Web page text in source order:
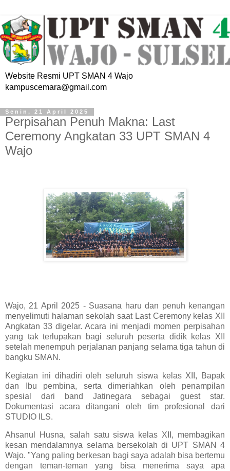
Website Resmi UPT SMAN 4 Wajo
kampuscemara@gmail.com
Senin, 21 April 2025
Perpisahan Penuh Makna: Last
Ceremony Angkatan 33 UPT SMAN 4
Wajo
Wajo, 21 April 2025 - Suasana haru dan penuh kenangan
menyelimuti halaman sekolah saat Last Ceremony kelas XII
Angkatan 33 digelar. Acara ini menjadi momen perpisahan
yang tak terlupakan bagi seluruh peserta didik kelas XII
setelah menempuh perjalanan panjang selama tiga tahun di
bangku SMAN.
Kegiatan ini dihadiri oleh seluruh siswa kelas XII, Bapak
dan Ibu pembina, serta dimeriahkan oleh penampilan
spesial dari band Jatinegara sebagai guest star.
Dokumentasi acara ditangani oleh tim profesional dari
STUDIO ILS.
Ahsanul Husna, salah satu siswa kelas XII, membagikan
kesan mendalamnya selama bersekolah di UPT SMAN 4
Wajo. "Yang paling berkesan bagi saya adalah bisa bertemu
dengan teman-teman yang bisa menerima saya apa